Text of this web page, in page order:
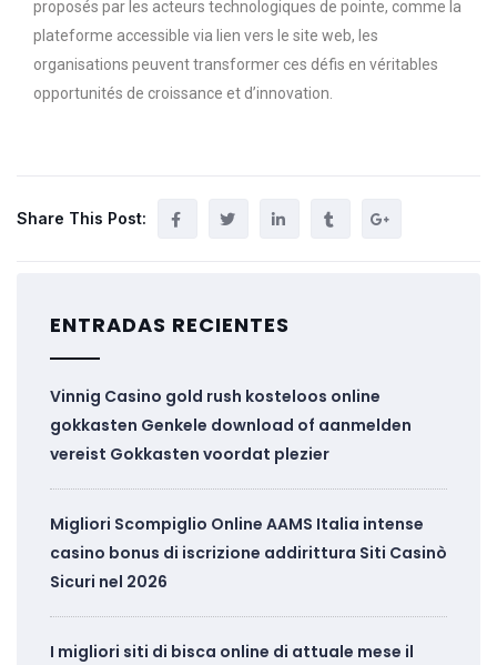
proposés par les acteurs technologiques de pointe, comme la
plateforme accessible via lien vers le site web, les
organisations peuvent transformer ces défis en véritables
opportunités de croissance et d’innovation.
Share This Post:
ENTRADAS RECIENTES
Vinnig Casino gold rush kosteloos online
gokkasten Genkele download of aanmelden
vereist Gokkasten voordat plezier
Migliori Scompiglio Online AAMS Italia intense
casino bonus di iscrizione addirittura Siti Casinò
Sicuri nel 2026
I migliori siti di bisca online di attuale mese il